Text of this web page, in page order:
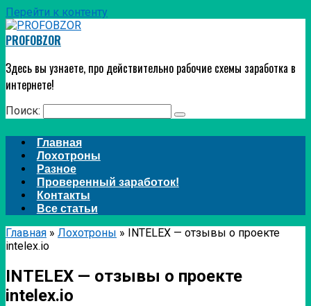
Перейти к контенту
PROFOBZOR
Здесь вы узнаете, про действительно рабочие схемы заработка в
интернете!
Поиск:
Главная
Лохотроны
Разное
Проверенный заработок!
Контакты
Все статьи
Главная » Лохотроны » INTELEX — отзывы о проекте
intelex.io
INTELEX — отзывы о проекте
intelex.io